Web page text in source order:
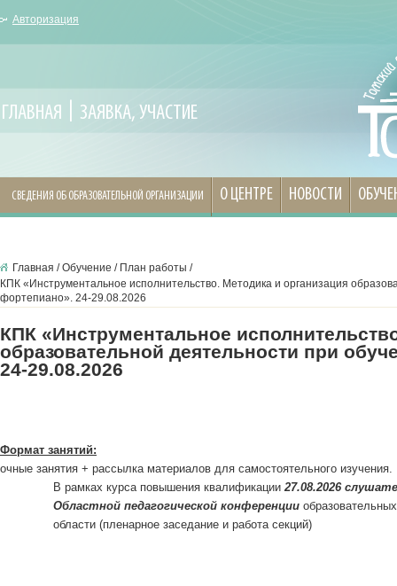
Авторизация
ГЛАВНАЯ ЗАЯВКА, УЧАСТИЕ
СВЕДЕНИЯ ОБ ОБРАЗОВАТЕЛЬНОЙ ОРГАНИЗАЦИИ О ЦЕНТРЕ НОВОСТИ
Главная /Обучение / План работы /
КПК «Инструментальное исполнительство. Методика и организация
фортепиано». 24-29.08.2026
КПК «Инструментальное
образовательной деятельности при
24-29.08.2026
Формат занятий:
очные занятия + рассылка материалов для самостоятельного изучения.
В рамках курса повышения квалификации27.08.2026
Областной педагогической конференции
области (пленарное заседание и работа секций)